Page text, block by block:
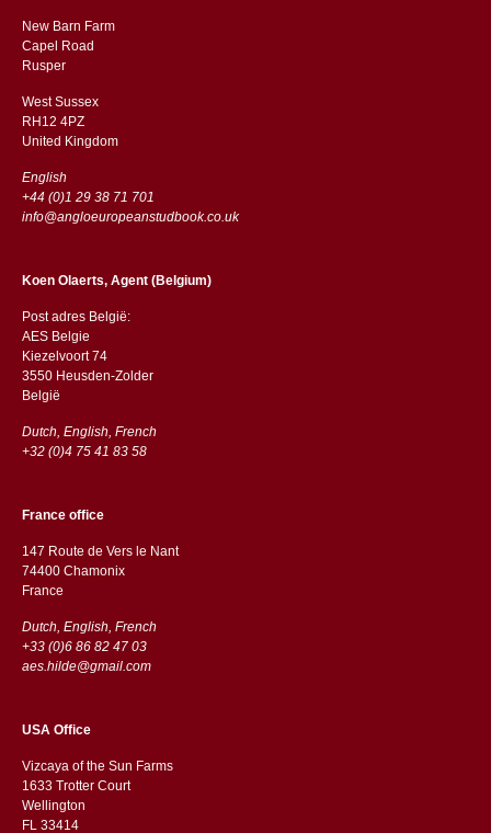
New Barn Farm
Capel Road
​​Rusper
West Sussex
RH12 4PZ
​​United Kingdom
English
+44 (0)1 29 38 71 701
info@angloeuropeanstudbook.co.uk
Koen Olaerts, Agent (Belgium)
Post adres België:
AES Belgie
Kiezelvoort 74
3550 Heusden-Zolder
België
Dutch, English, French
+32 (0)4 75 41 83 58
France office
147 Route de Vers le Nant
74400 Chamonix
France
Dutch, English, French
+33 (0)6 86 82 47 03
aes.hilde@gmail.com
USA Office
Vizcaya of the Sun Farms
1633 Trotter Court
Wellington
FL 33414